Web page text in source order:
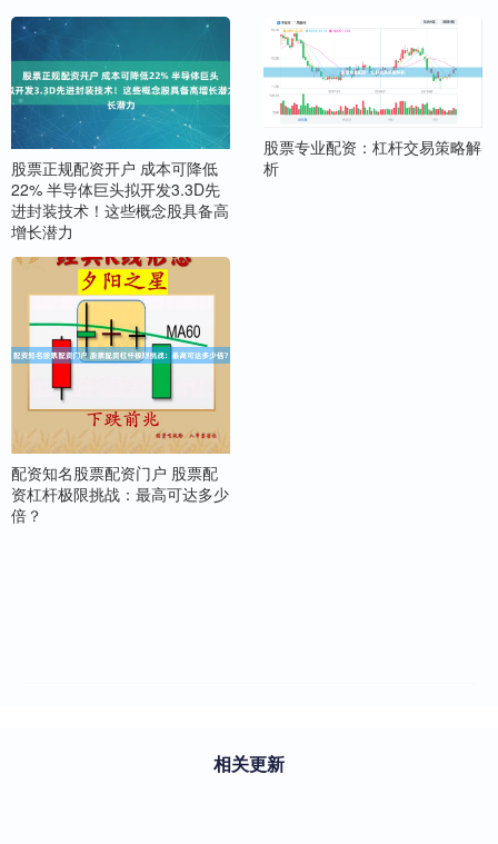
股票正规配资开户 成本可降低
22% 半导体巨头拟开发3.3D先
进封装技术！这些概念股具备高
增长潜力
股票专业配资：杠杆交易策略解
析
配资知名股票配资门户 股票配
资杠杆极限挑战：最高可达多少
倍？
相关更新